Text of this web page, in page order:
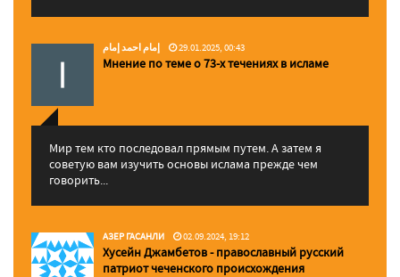
إمام احمد إمام 29.01.2025, 00:43
Мнение по теме о 73-х течениях в исламе
Мир тем кто последовал прямым путем. А затем я
советую вам изучить основы ислама прежде чем
говорить...
АЗЕР ГАСАНЛИ 02.09.2024, 19:12
Хусейн Джамбетов - православный русский
патриот чеченского происхождения